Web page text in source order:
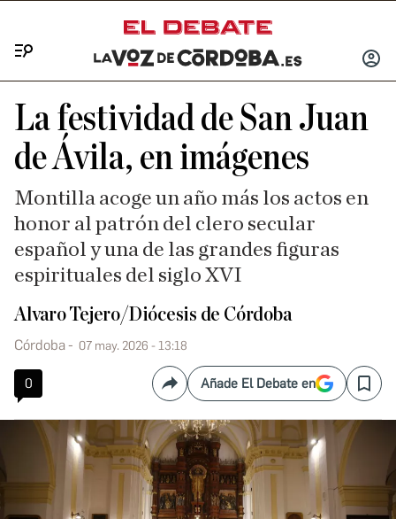
INICIAR
La festividad de San Juan
de Ávila, en imágenes
Montilla acoge un año más los actos en
honor al patrón del clero secular
español y una de las grandes figuras
espirituales del siglo XVI
Alvaro Tejero/Diócesis de Córdoba
Córdoba 07 may. 2026 - 13:18
0 CompartirAñade El Debate en Save